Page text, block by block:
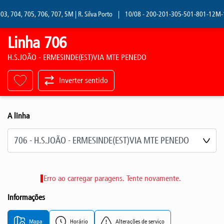
704, 705, 706, 707, 5M | R. Silva Porto | 10/08 - 200-201-305-501-801-12M-
Linha 706
H.S.JOÃO - ERMESINDE(EST)VIA MTE PENEDO
Inverter sentido
A linha
Selecione a linha
Erro ao carregar paragens. Tente novamente.
Informações
Mapa Horário Alterações de serviço